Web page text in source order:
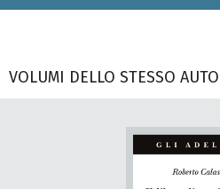
VOLUMI DELLO STESSO